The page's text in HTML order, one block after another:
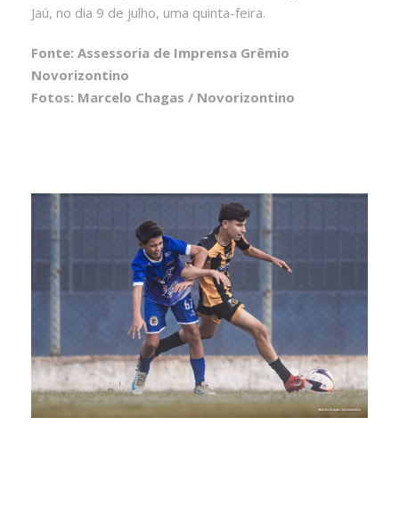
Jaú, no dia 9 de julho, uma quinta-feira.
Fonte: Assessoria de Imprensa Grêmio
Novorizontino
Fotos: Marcelo Chagas / Novorizontino